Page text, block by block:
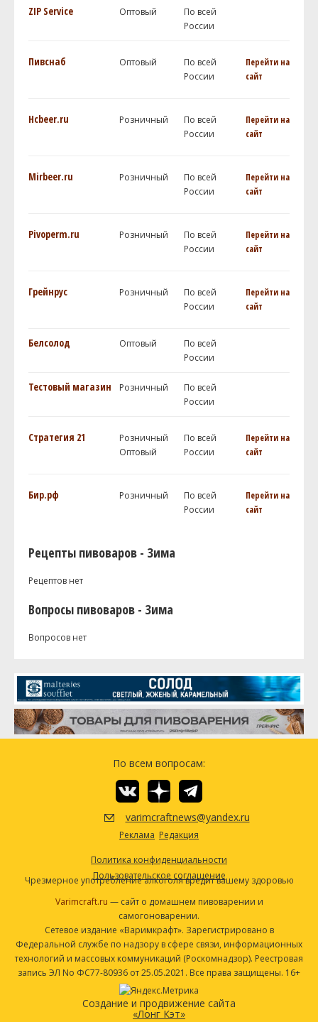
ZIP Service Оптовый
По всей
России
Пивснаб Оптовый
По всей
России
Перейти на
сайт
Hcbeer.ru Розничный
По всей
России
Перейти на
сайт
Mirbeer.ru Розничный
По всей
России
Перейти на
сайт
Pivoperm.ru Розничный
По всей
России
Перейти на
сайт
Грейнрус Розничный
По всей
России
Перейти на
сайт
Белсолод Оптовый
По всей
России
Тестовый магазин Розничный
По всей
России
Стратегия 21
Розничный
Оптовый
По всей
России
Перейти на
сайт
Бир.рф Розничный
По всей
России
Перейти на
сайт
Рецепты пивоваров - Зима
Рецептов нет
Вопросы пивоваров - Зима
Вопросов нет
По всем вопросам:
varimcraftnews@yandex.ru
Реклама Редакция
Политика конфиденциальности
Пользовательское соглашение
Чрезмерное употребление алкоголя вредит вашему здоровью
Varimcraft.ru — сайт о домашнем пивоварении и
самогоноварении.
Сетевое издание «Варимкрафт». Зарегистрировано в
Федеральной службе по надзору в сфере связи, информационных
технологий и массовых коммуникаций (Роскомнадзор). Реестровая
запись ЭЛ No ФС77-80936 от 25.05.2021. Все права защищены. 16+
Создание и продвижение сайта
«Лонг Кэт»